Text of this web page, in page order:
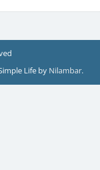
Life by Nilambar.